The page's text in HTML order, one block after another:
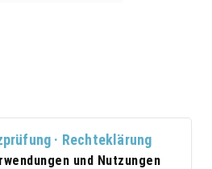
· Rechteklärung
und Nutzungen